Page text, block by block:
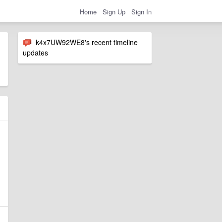
Home Sign Up Sign In
k4x7UW92WE8's recent timeline
updates